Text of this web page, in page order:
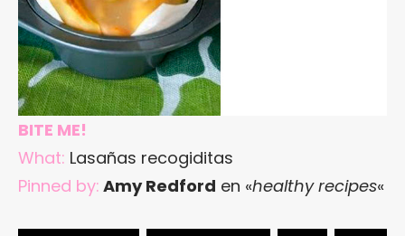
BITE ME!
What: Lasañas recogiditas
Pinned by: Amy Redford en «healthy recipes«